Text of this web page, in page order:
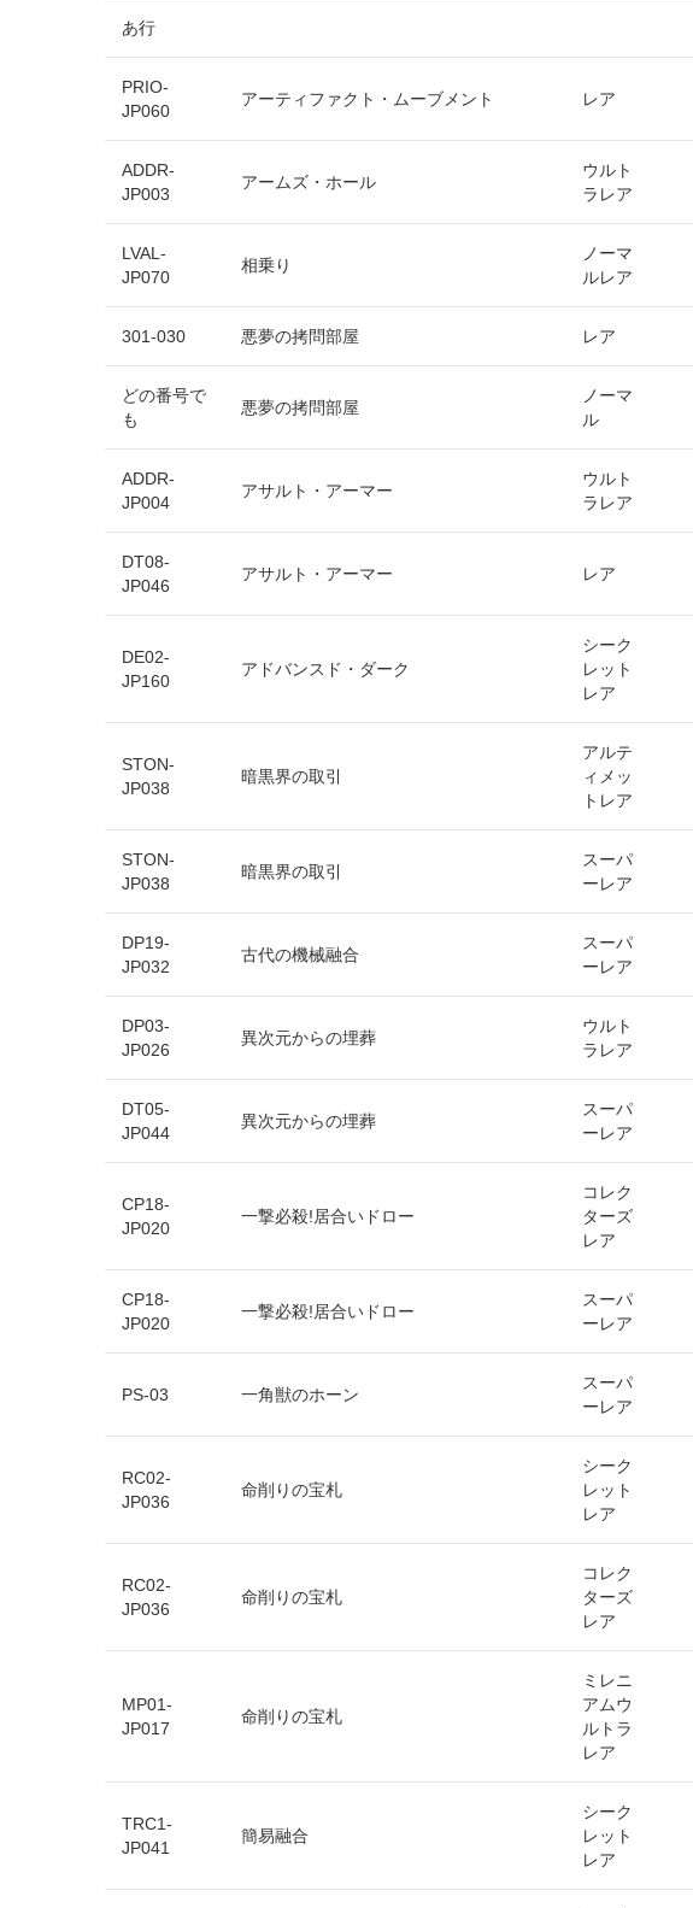
あ行
PRIO-
JP060
アーティファクト・ムーブメント レア
ADDR-
JP003
アームズ・ホール
ウルト
ラレア
LVAL-
JP070
相乗り
ノーマ
ルレア
301-030 悪夢の拷問部屋 レア
どの番号で
も
悪夢の拷問部屋
ノーマ
ル
ADDR-
JP004
アサルト・アーマー
ウルト
ラレア
DT08-
JP046
アサルト・アーマー レア
DE02-
JP160
アドバンスド・ダーク
シーク
レット
レア
STON-
JP038
暗黒界の取引
アルテ
ィメッ
トレア
STON-
JP038
暗黒界の取引
スーパ
ーレア
DP19-
JP032
古代の機械融合
スーパ
ーレア
DP03-
JP026
異次元からの埋葬
ウルト
ラレア
DT05-
JP044
異次元からの埋葬
スーパ
ーレア
CP18-
JP020
一撃必殺!居合いドロー
コレク
ターズ
レア
CP18-
JP020
一撃必殺!居合いドロー
スーパ
ーレア
PS-03 一角獣のホーン
スーパ
ーレア
RC02-
JP036
命削りの宝札
シーク
レット
レア
RC02-
JP036
命削りの宝札
コレク
ターズ
レア
MP01-
JP017
命削りの宝札
ミレニ
アムウ
ルトラ
レア
TRC1-
JP041
簡易融合
シーク
レット
レア